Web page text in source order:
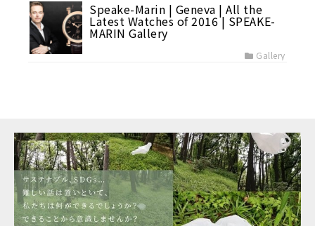
Speake-Marin | Geneva | All the
Latest Watches of 2016 | SPEAKE-
MARIN Gallery
Gallery